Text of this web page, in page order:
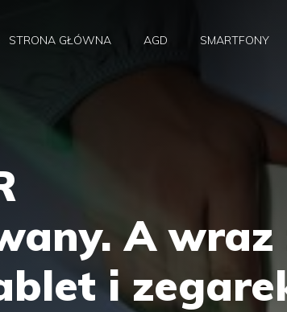
STRONA GŁÓWNA AGD SMARTFONY
A wraz
i